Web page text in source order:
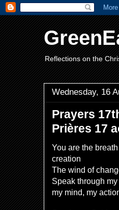
Reflections on the
Wednesday, 16
Prayers
Prières 17
You are the
creation
The wind of
Speak through my
my mind, my